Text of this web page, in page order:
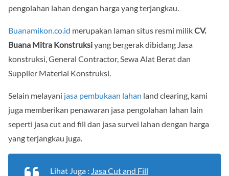
pengolahan lahan dengan harga yang terjangkau.
Buanamikon.co.id merupakan laman situs resmi milikCV.
Buana Mitra Konstruksiyang bergerak dibidang Jasa
konstruksi, General Contractor, Sewa Alat Berat dan
Supplier Material Konstruksi.
Selain melayani jasa pembukaan lahan land clearing, kami
juga memberikan penawaran jasa pengolahan lahan lain
seperti jasa cut and fill dan jasa survei lahan dengan harga
yang terjangkau juga.
Lihat Juga : Jasa Cut and Fill